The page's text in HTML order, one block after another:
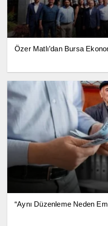
Özer Matlı’dan Bursa
“Aynı Düzenleme Neden